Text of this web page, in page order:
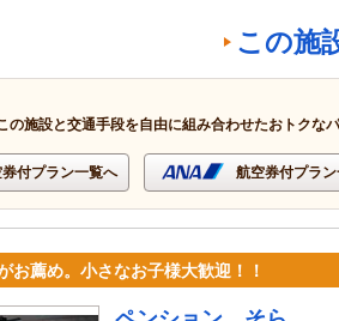
この施
の施設と交通手段を自由に組み合わせたおトクな
付プラン一覧へ 航空券付プラ
お薦め。小さなお子様大歓迎！！